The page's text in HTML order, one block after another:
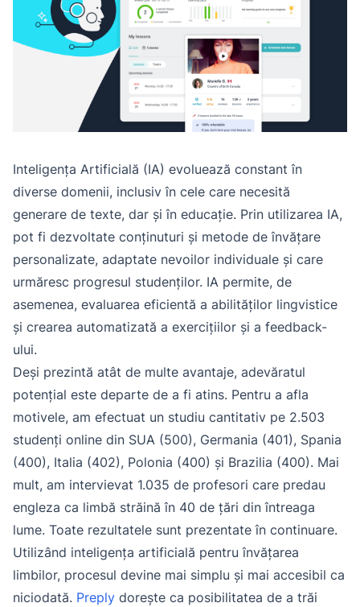
Inteligența Artificială (IA) evoluează constant în
diverse domenii, inclusiv în cele care necesită
generare de texte, dar și în educație. Prin utilizarea IA,
pot fi dezvoltate conținuturi și metode de învățare
personalizate, adaptate nevoilor individuale și care
urmăresc progresul studenților. IA permite, de
asemenea, evaluarea eficientă a abilităților lingvistice
și crearea automatizată a exercițiilor și a feedback-
ului.
Deși prezintă atât de multe avantaje, adevăratul
potențial este departe de a fi atins. Pentru a afla
motivele, am efectuat un studiu cantitativ pe 2.503
studenți online din SUA (500), Germania (401), Spania
(400), Italia (402), Polonia (400) și Brazilia (400). Mai
mult, am intervievat 1.035 de profesori care predau
engleza ca limbă străină în 40 de țări din întreaga
lume. Toate rezultatele sunt prezentate în continuare.
Utilizând inteligența artificială pentru învățarea
limbilor, procesul devine mai simplu și mai accesibil ca
niciodată. Preply dorește ca posibilitatea de a trăi